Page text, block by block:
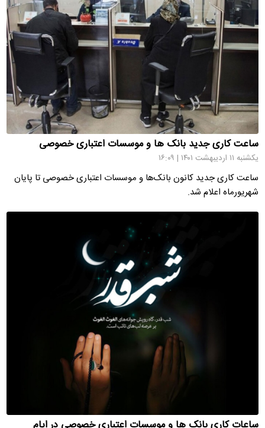
ساعت کاری جدید بانک ها و موسسات اعتباری خصوصی
یکشنبه ۱۱ اردیبهشت ۱۴۰۱ | ۱۶:۰۹
ساعت کاری جدید کانون بانک‌ها و موسسات اعتباری خصوصی تا پایان
شهریورماه اعلام شد.